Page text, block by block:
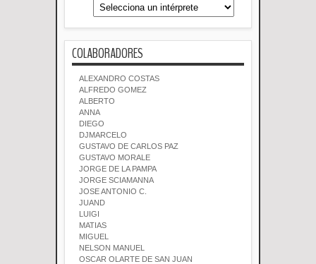
COLABORADORES
ALEXANDRO COSTAS
ALFREDO GOMEZ
ALBERTO
ANNA
DIEGO
DJMARCELO
GUSTAVO DE CARLOS PAZ
GUSTAVO MORALE
JORGE DE LA PAMPA
JORGE SCIAMANNA
JOSE ANTONIO C.
JUAND
LUIGI
MATIAS
MIGUEL
NELSON MANUEL
OSCAR OLARTE DE SAN JUAN